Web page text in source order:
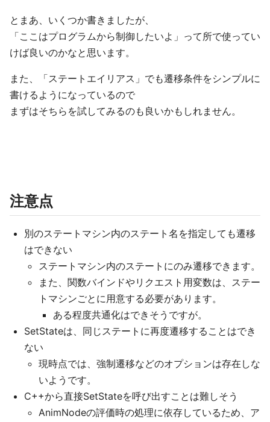
とまあ、いくつか書きましたが、
「ここはプログラムから制御したいよ」って所で使ってい
けば良いのかなと思います。
また、「ステートエイリアス」でも遷移条件をシンプルに
書けるようになっているので
まずはそちらを試してみるのも良いかもしれません。
注意点
別のステートマシン内のステート名を指定しても遷移
はできない
ステートマシン内のステートにのみ遷移できます。
また、関数バインドやリクエスト用変数は、ステー
トマシンごとに用意する必要があります。
ある程度共通化はできそうですが。
SetStateは、同じステートに再度遷移することはでき
ない
現時点では、強制遷移などのオプションは存在しな
いようです。
C++から直接SetStateを呼び出すことは難しそう
AnimNodeの評価時の処理に依存しているため、ア